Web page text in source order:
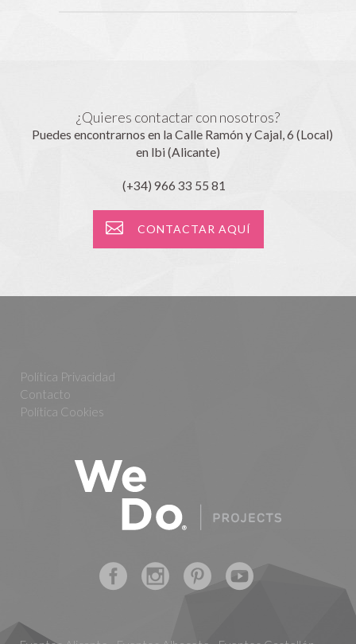
¿Quieres contactar con nosotros?
Puedes encontrarnos en la Calle Ramón y Cajal, 6 (Local)
en Ibi (Alicante)
(+34) 966 33 55 81
CONTACTAR AQUÍ
Política Privacidad
Contacto
Política Cookies